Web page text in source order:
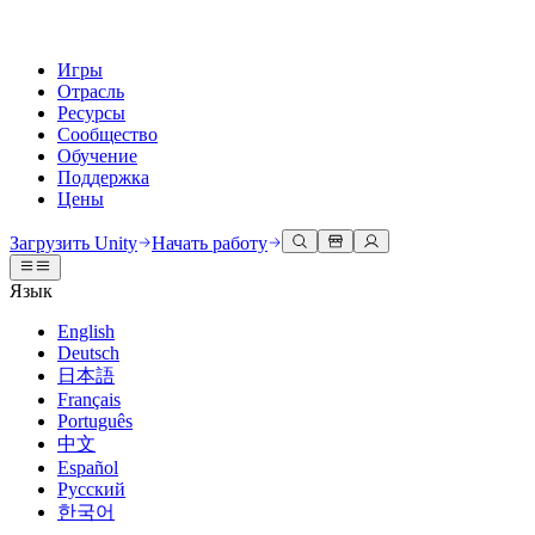
Игры
Отрасль
Ресурсы
Сообщество
Обучение
Поддержка
Цены
Движок Unity
Создавайте 2D и 3D игры для любой платформы
Совместная работа
Сотрудничайте и быстро вносите изменения с вашей командой
Загрузить Unity
Тарифы и цены
Развертывание
Многоплатформенность
3D сотрудничество
Создавайте и просматривайте 3D проекты в реальном времени
Иммерсивное обучение
Обучение в иммерсивных средах
Пользовательские опыты
Создавайте интерактивные 3D опыты
Отрасли
Производство
Документация
Инструменты для разработчиков
Версии релизов и трекер проблем
План развития
Обзор предстоящих функций
Глоссарий
Обсуждения
События
Глобальные и местные события
Истории сообщества
Made with Unity
Показ Unity-креаторов
Unity Learn
Освойте навыки Unity бесплатно
Профессиональное обучение
Повышайте уровень своей команды с тренерами Unity
Не использовали Unity раньше
С чего начать
Приступите к обучению
Основные пути Unity
Получить помощь
Помогаем вам добиться успеха с Unity
Планы успеха
Достигайте своих целей быстрее с помощью экспертов
FAQ
Ответы на часто задаваемые вопросы
Связаться с нами
Свяжитесь с нашей командой
Загрузить Unity Начать работу
Язык
English
Deutsch
日本語
Français
Português
中文
Español
Русский
한국어